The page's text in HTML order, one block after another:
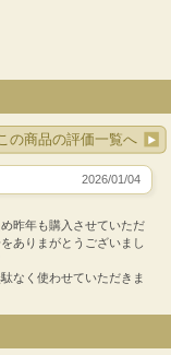
この商品の評価一覧へ
2026/01/04
昨年も購入させていただ
ありまがとうございまし
なく使わせていただきま